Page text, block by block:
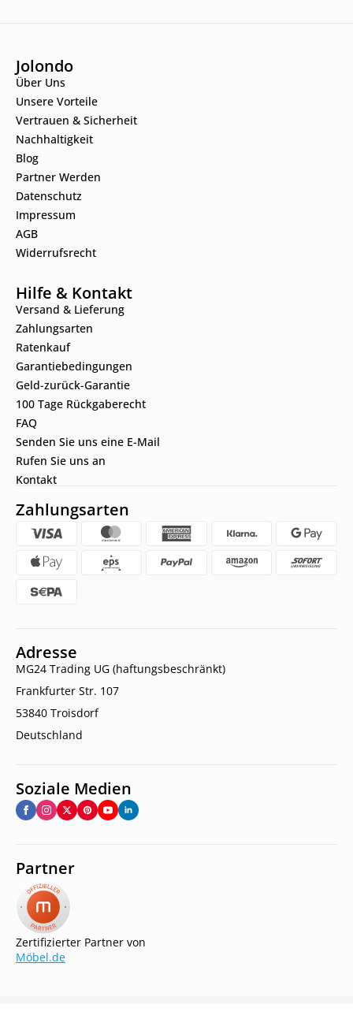
Jolondo
Über Uns
Unsere Vorteile
Vertrauen & Sicherheit
Nachhaltigkeit
Blog
Partner Werden
Datenschutz
Impressum
AGB
Widerrufsrecht
Hilfe & Kontakt
Versand & Lieferung
Zahlungsarten
Ratenkauf
Garantiebedingungen
Geld-zurück-Garantie
100 Tage Rückgaberecht
FAQ
Senden Sie uns eine E-Mail
Rufen Sie uns an
Kontakt
Zahlungsarten
Adresse
MG24 Trading UG (haftungsbeschränkt)
Frankfurter Str. 107
53840 Troisdorf
Deutschland
Soziale Medien
Partner
Zertifizierter Partner von
Möbel.de